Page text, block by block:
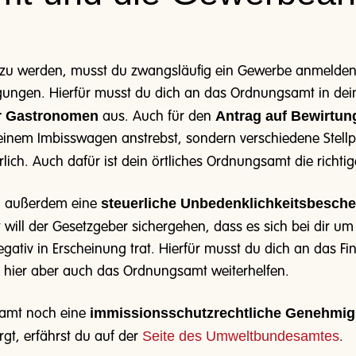
werden, musst du zwangsläufig ein Gewerbe
Hierfür musst du dich an das Ordnungsamt in
Gastronomen aus. Auch für den Antrag auf
Imbisswagen anstrebst, sondern verschiedene
Auch dafür ist dein örtliches Ordnungsamt die
außerdem eine steuerliche
der Gesetzgeber sichergehen, dass es sich bei dir
in Erscheinung trat. Hierfür musst du dich an das
aber auch das Ordnungsamt weiterhelfen.
noch eine immissionsschutzrechtliche
erfährst du auf der Seite des Umweltbundesamtes.